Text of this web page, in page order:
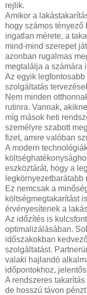
rejlik.
Amikor a
hogy számos tényező
ingatlan mérete, a
mind-mind szerepet
azonban rugalmas
megtalálja a számára
Az egyik
szolgáltatás
Nem minden
rutinra. Vannak,
míg mások heti
személyre szabott
fizet, amire valóban
A modern
eszköztárát, hogy a
Ez nemcsak a
költségmegtakarítást
érvényesítenek a
Az időzítés is
optimalizálásában.
időszakokban
szolgáltatást.
valaki hajlandó
időpontokhoz,
A rendszeres
de hosszú távon